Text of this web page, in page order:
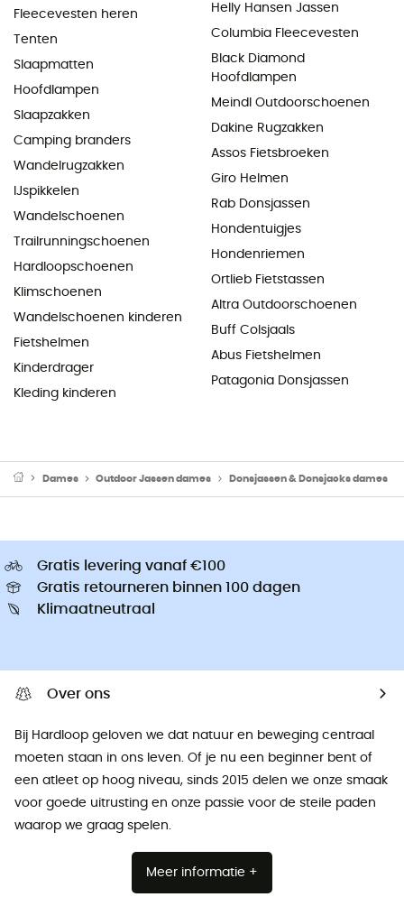
Fleecevesten heren
Tenten
Slaapmatten
Hoofdlampen
Slaapzakken
Camping branders
Wandelrugzakken
IJspikkelen
Wandelschoenen
Trailrunningschoenen
Hardloopschoenen
Klimschoenen
Wandelschoenen kinderen
Fietshelmen
Kinderdrager
Kleding kinderen
Helly Hansen Jassen
Columbia Fleecevesten
Black Diamond
Hoofdlampen
Meindl Outdoorschoenen
Dakine Rugzakken
Assos Fietsbroeken
Giro Helmen
Rab Donsjassen
Hondentuigjes
Hondenriemen
Ortlieb Fietstassen
Altra Outdoorschoenen
Buff Colsjaals
Abus Fietshelmen
Patagonia Donsjassen
Dames Outdoor Jassen dames Donsjassen & Donsjacks dames
Gratis levering vanaf €100
Gratis retourneren binnen 100 dagen
Klimaatneutraal
Over ons
Bij Hardloop geloven we dat natuur en beweging centraal
moeten staan ​​in ons leven. Of je nu een beginner bent of
een atleet op hoog niveau, sinds 2015 delen we onze smaak
voor goede uitrusting en onze passie voor de steile paden
waarop we graag spelen.
Meer informatie +